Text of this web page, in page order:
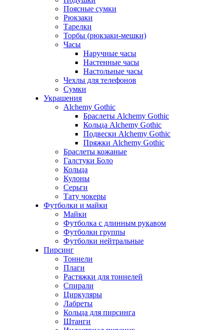
Поясные сумки
Рюкзаки
Тарелки
Торбы (рюкзаки-мешки)
Часы
Наручные часы
Настенные часы
Настольные часы
Чехлы для телефонов
Сумки
Украшения
Alchemy Gothic
Браслеты Alchemy Gothic
Кольца Alchemy Gothic
Подвески Alchemy Gothic
Пряжки Alchemy Gothic
Браслеты кожаные
Галстуки Боло
Кольца
Кулоны
Серьги
Тату чокеры
Футболки и майки
Майки
Футболка с длинным рукавом
Футболки группы
Футболки нейтральные
Пирсинг
Тоннели
Плаги
Растяжки для тоннелей
Спирали
Циркуляры
Лабреты
Кольца для пирсинга
Штанги